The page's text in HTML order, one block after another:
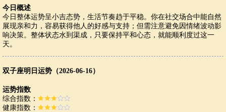
今日概述
今日整体运势呈小吉态势，生活节奏趋于平稳。你在社交场合中能自然
展现亲和力，容易获得他人的好感与支持；但需注意避免因情绪波动影
响决策。整体状态水到渠成，只要保持平和心态，就能顺利度过这一
天。
双子座明日运势（2026-06-16）
运势指数
综合指数：
健康指数：